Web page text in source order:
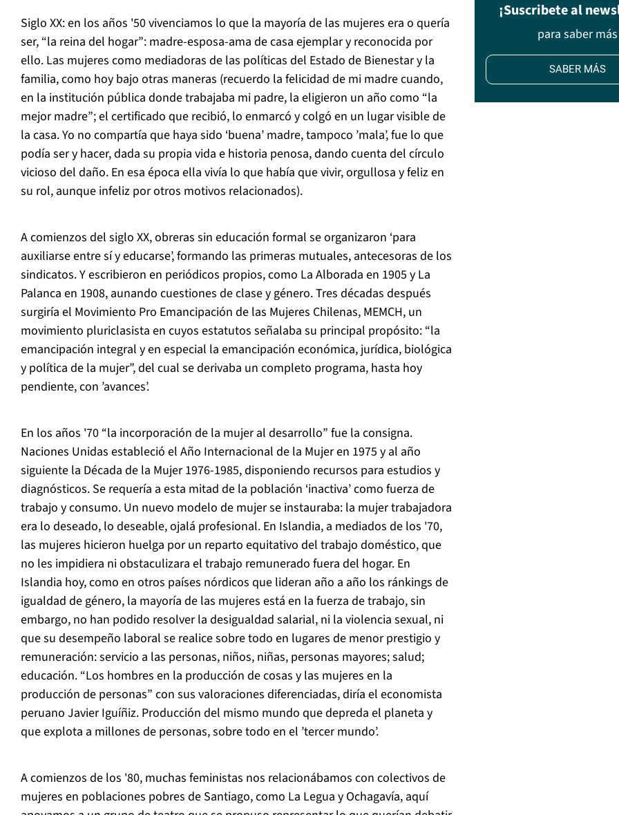
Siglo XX: en los años '50 vivenciamos lo que la mayoría de las mujeres era o quería
ser, “la reina del hogar”: madre-esposa-ama de casa ejemplar y reconocida por
ello. Las mujeres como mediadoras de las políticas del Estado de Bienestar y la
familia, como hoy bajo otras maneras (recuerdo la felicidad de mi madre cuando,
en la institución pública donde trabajaba mi padre, la eligieron un año como “la
mejor madre”; el certificado que recibió, lo enmarcó y colgó en un lugar visible de
la casa. Yo no compartía que haya sido ‘buena’ madre, tampoco ’mala’, fue lo que
podía ser y hacer, dada su propia vida e historia penosa, dando cuenta del círculo
vicioso del daño. En esa época ella vivía lo que había que vivir, orgullosa y feliz en
su rol, aunque infeliz por otros motivos relacionados).
A comienzos del siglo XX, obreras sin educación formal se organizaron ‘para
auxiliarse entre sí y educarse’, formando las primeras mutuales, antecesoras de los
sindicatos. Y escribieron en periódicos propios, como La Alborada en 1905 y La
Palanca en 1908, aunando cuestiones de clase y género. Tres décadas después
surgiría el Movimiento Pro Emancipación de las Mujeres Chilenas, MEMCH, un
movimiento pluriclasista en cuyos estatutos señalaba su principal propósito: “la
emancipación integral y en especial la emancipación económica, jurídica, biológica
y política de la mujer”, del cual se derivaba un completo programa, hasta hoy
pendiente, con ’avances’.
En los años '70 “la incorporación de la mujer al desarrollo” fue la consigna.
Naciones Unidas estableció el Año Internacional de la Mujer en 1975 y al año
siguiente la Década de la Mujer 1976-1985, disponiendo recursos para estudios y
diagnósticos. Se requería a esta mitad de la población ‘inactiva’ como fuerza de
trabajo y consumo. Un nuevo modelo de mujer se instauraba: la mujer trabajadora
era lo deseado, lo deseable, ojalá profesional. En Islandia, a mediados de los '70,
las mujeres hicieron huelga por un reparto equitativo del trabajo doméstico, que
no les impidiera ni obstaculizara el trabajo remunerado fuera del hogar. En
Islandia hoy, como en otros países nórdicos que lideran año a año los ránkings de
igualdad de género, la mayoría de las mujeres está en la fuerza de trabajo, sin
embargo, no han podido resolver la desigualdad salarial, ni la violencia sexual, ni
que su desempeño laboral se realice sobre todo en lugares de menor prestigio y
remuneración: servicio a las personas, niños, niñas, personas mayores; salud;
educación. “Los hombres en la producción de cosas y las mujeres en la
producción de personas” con sus valoraciones diferenciadas, diría el economista
peruano Javier Iguíñiz. Producción del mismo mundo que depreda el planeta y
que explota a millones de personas, sobre todo en el ’tercer mundo’.
A comienzos de los '80, muchas feministas nos relacionábamos con colectivos de
mujeres en poblaciones pobres de Santiago, como La Legua y Ochagavía, aquí
¡Suscribete al
para saber más
SABER MÁS